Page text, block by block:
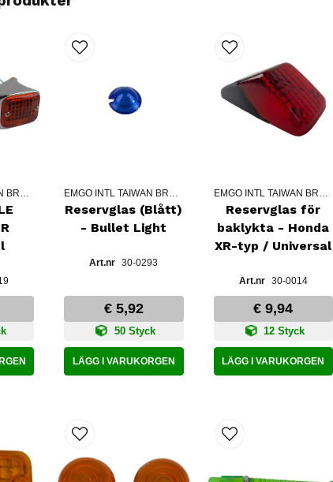
EMGO INTL TAIWAN BRANCH EMGO INTL TAIWAN BRANCH
Reservglas (Blått)
- Bullet Light
30-0293
€ 5,92
50 Styck
LÄGG I VARUKORGEN
EMGO INTL TAIWAN BRANCH
Reservglas för
baklykta - Honda
XR-typ / Universal
30-0014
€ 9,94
12 Styck
LÄGG I VARUKORGEN